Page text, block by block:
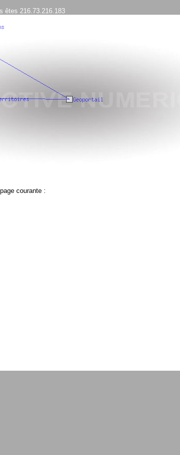
êtes 216.73.216.183
courante :